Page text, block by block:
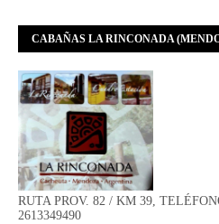
CABAÑAS LA RINCONADA
RUTA PROV. 82 / KM 39,
2613349490